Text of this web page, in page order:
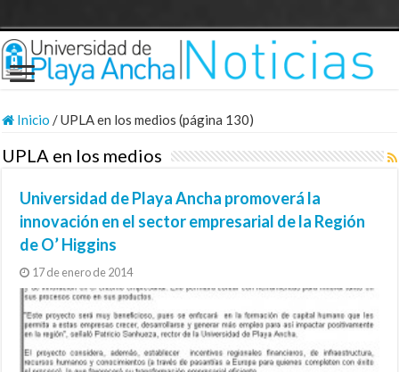
Inicio /UPLA en los medios (página 130)
UPLA en los medios
Universidad de Playa Ancha promoverá la
innovación en el sector empresarial de la Región
de O’ Higgins
17 de enero de 2014